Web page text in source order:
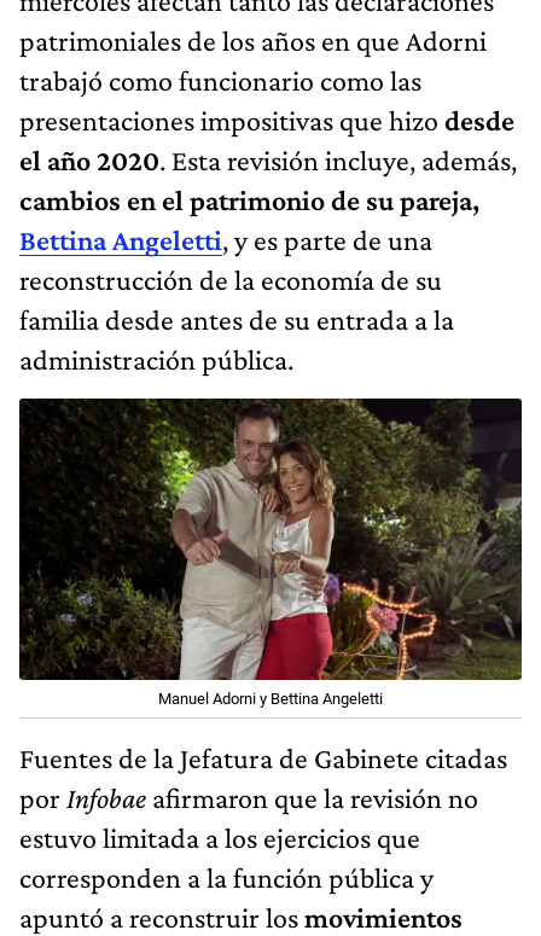
patrimoniales de los años en que Adorni
trabajó como funcionario como las
presentaciones impositivas que hizo desde
el año 2020. Esta revisión incluye, además,
cambios en el patrimonio de su pareja,
Bettina Angeletti, y es parte de una
reconstrucción de la economía de su
familia desde antes de su entrada a la
administración pública.
Manuel Adorni y Bettina Angeletti
Fuentes de la Jefatura de Gabinete citadas
por Infobae afirmaron que la revisión no
estuvo limitada a los ejercicios que
corresponden a la función pública y
apuntó a reconstruir losmovimientos